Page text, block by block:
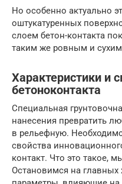
Но особенно актуально
оштукатуренных
слоем бетон-контакта
таким же ровным и
Характеристики и
бетоноконтакта
Специальная
нанесения превратить
в рельефную.
свойства
контакт. Что это такое,
Остановимся на главных